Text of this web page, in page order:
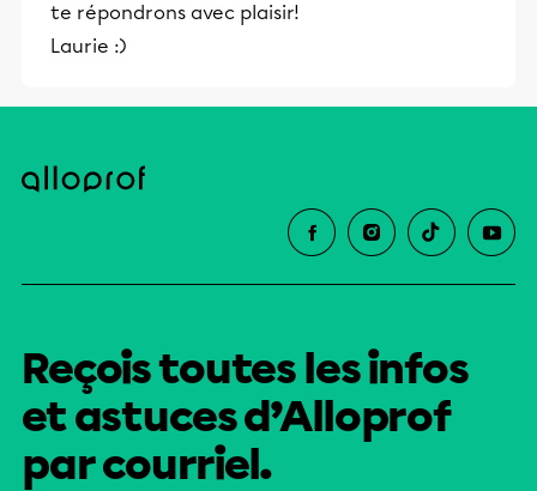
te répondrons avec plaisir!
Laurie :)
Reçois toutes les infos
et astuces d’Alloprof
par courriel.